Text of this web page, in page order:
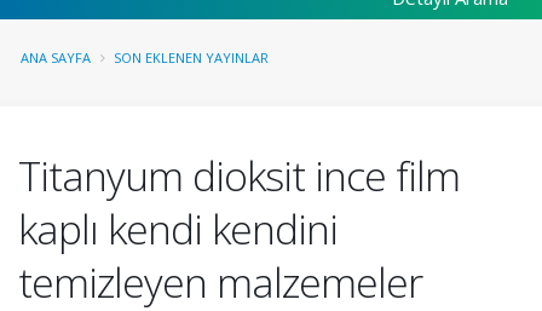
ANA SAYFA SON EKLENEN YAYINLAR
Titanyum dioksit ince film
kaplı kendi kendini
temizleyen malzemeler